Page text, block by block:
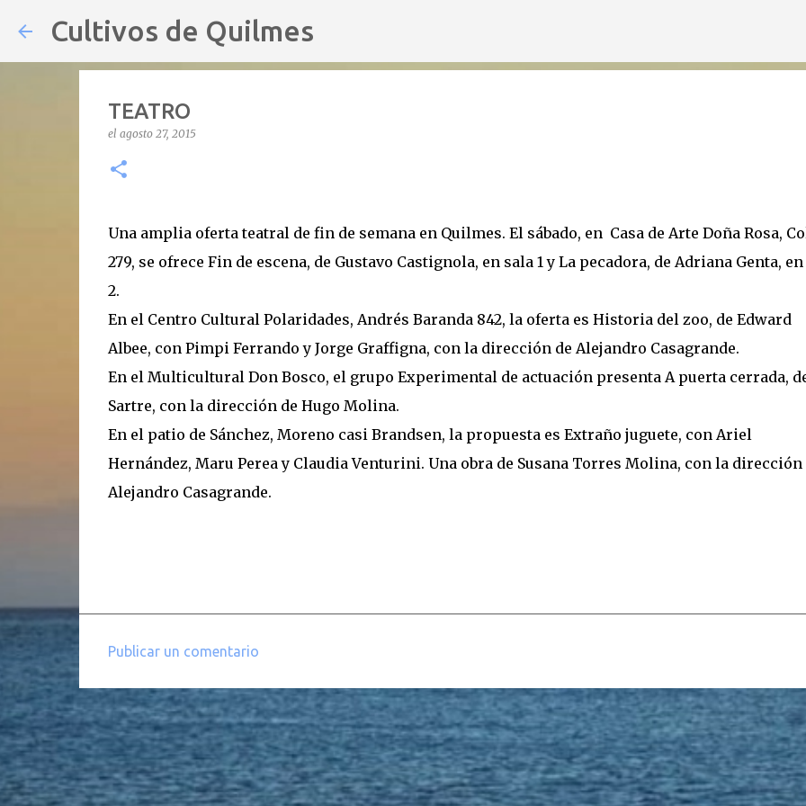
Cultivos de Quilmes
TEATRO
el agosto 27, 2015
Una amplia oferta teatral de fin de semana en Quilmes. El sábado, en Casa de Arte Doña Rosa,
279, se ofrece Fin de escena, de Gustavo Castignola, en sala 1 y La pecadora, de Adriana Genta,
2.
En el Centro Cultural Polaridades, Andrés Baranda 842, la oferta es Historia del zoo, de Edward
Albee, con Pimpi Ferrando y Jorge Graffigna, con la dirección de Alejandro Casagrande.
En el Multicultural Don Bosco, el grupo Experimental de actuación presenta A puerta cerrada,
Sartre, con la dirección de Hugo Molina.
En el patio de Sánchez, Moreno casi Brandsen, la propuesta es Extraño juguete, con Ariel
Hernández, Maru Perea y Claudia Venturini. Una obra de Susana Torres Molina, con la dirección
Alejandro Casagrande.
o
m
e
n
t
Publicar un comentario